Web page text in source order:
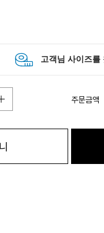
주문금액